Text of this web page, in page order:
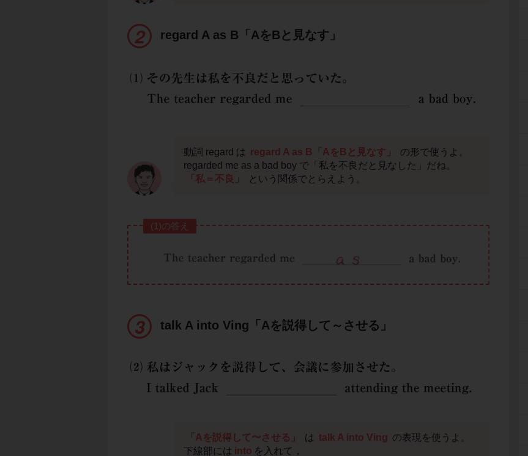
regard A as B「AをBと見なす」
動詞 regard は regard A as B「AをBと見なす」
の形で使うよ。
regarded me as a bad boy で「私を不良だと見なした」だね。
「私＝不良」
という関係でとらえよう。
(1)の答え
talk A into Ving「Aを説得して～させる」
「Aを説得して〜させる」 は talk A into Ving の表現を使うよ。
下線部には into を入れて，